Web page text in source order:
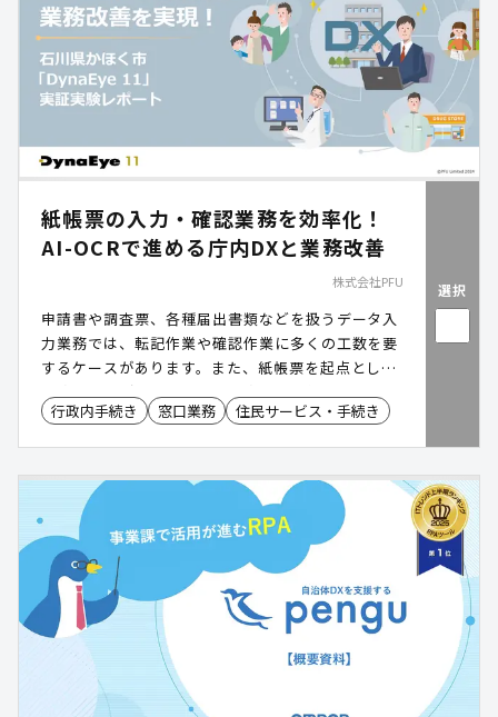
紙帳票の入力・確認業務を効率化！
AI-OCRで進める庁内DXと業務改善
株式会社PFU
申請書や調査票、各種届出書類などを扱うデータ入
力業務では、転記作業や確認作業に多くの工数を要
するケースがあります。また、紙帳票を起点とした
業務フローが残ることで、業務の標準化やデータ活
用の推進が難しくなる場合もあります。「DynaEye
の効率化を支援するAI-OCRソフトウェアです。確
認・修正作業を効率化する機能や、既存システムと
連携しやすいデータ出力機能により、職員負担の軽
減と庁内DXの推進を後押しします。
行政内手続き 窓口業務 住民サービス・手続き
選択